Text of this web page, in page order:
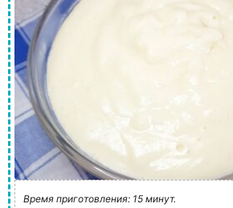
Время приготовления: 15 минут.